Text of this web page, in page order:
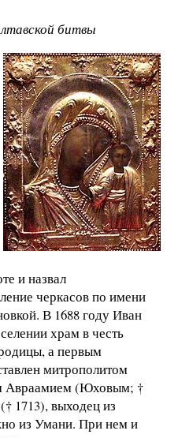
битвы
и назвал
черкасов по имени
В 1688 году Иван
храм в честь
а первым
митрополитом
Авраамием (Юховым; †
1713), выходец из
из Умани. При нем и